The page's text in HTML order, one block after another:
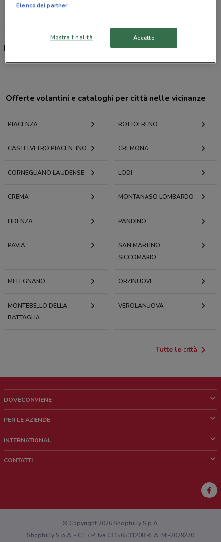
Iliad, offerte e negozi
Offerte volantini e cataloghi per città nelle vicinanze
PIACENZA ROTTOFRENO
CASTELVETRO PIACENTINO CREMONA
CORNEGLIANO LAUDENSE LODI
CREMA MONTANASO LOMBARDO
FIDENZA PANDINO
PAVIA
SAN MARTINO
SICCOMARIO
MELEGNANO ORZINUOVI
MONTEBELLO DELLA
BATTAGLIA
VEROLANUOVA
Tutte le città
DOVECONVIENE
Chi siamo
Lavora con noi
PER LE AZIENDE
Richieste commerciali e marketing
INTERNATIONAL
CONTATTI
Hai un malfunzionamento sul web o sull'app?
© Copyright 2026 Shopfully S.p.A.
Shopfully S.p.A. - C.F / P. Iva 03156531208 REA: MI-2029270
Elenco dei partner
Mostra finalità Accetto